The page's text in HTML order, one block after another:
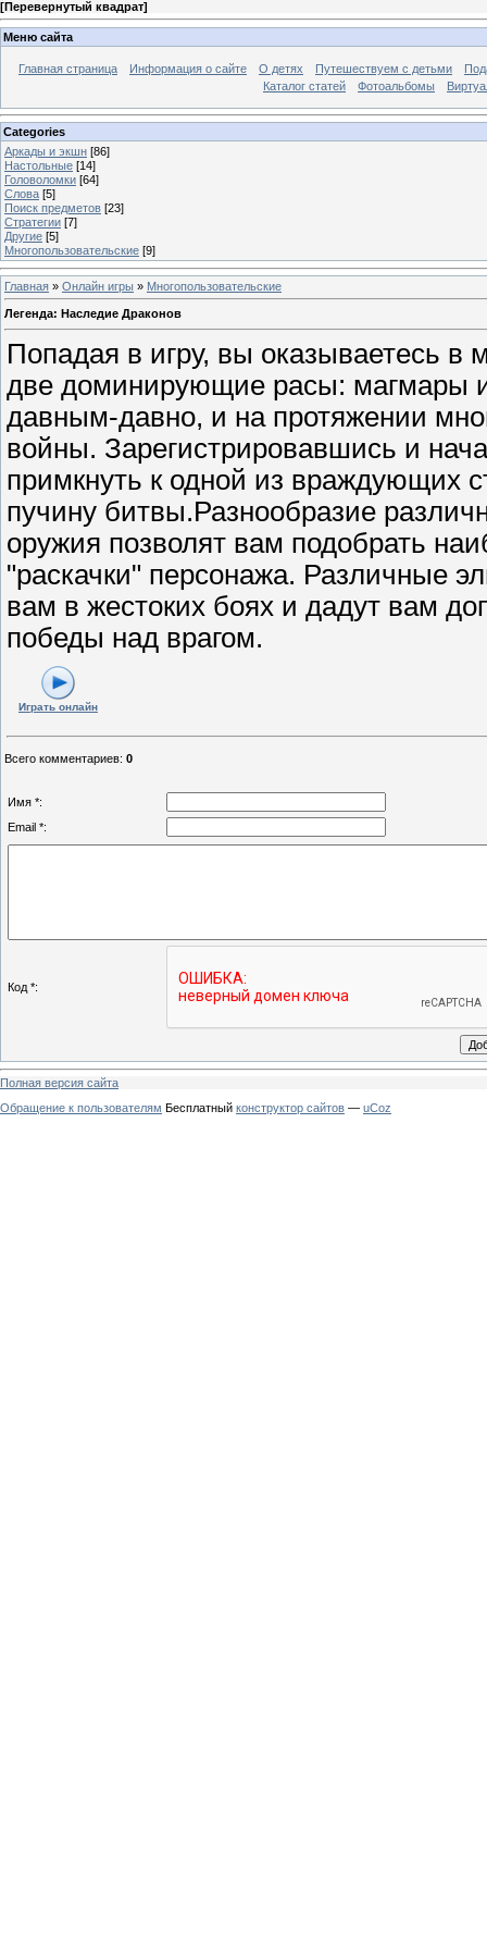
[Перевернутый квадрат]
Меню сайта
Главная страница Информация о сайте О детях Путешествуем с детьми
Каталог статей
Фотоальбомы
Categories
Аркады и экшн [86]
Настольные [14]
Головоломки [64]
Слова [5]
Поиск предметов [23]
Стратегии [7]
Другие [5]
Многопользовательские [9]
Главная » Онлайн игры » Многопользовательские
Легенда: Наследие Драконов
Попадая в игру, вы оказываетесь в
две доминирующие расы: магмары
давным-давно, и на протяжении
войны. Зарегистрировавшись и
примкнуть к одной из враждующих
пучину битвы.Разнообразие
оружия позволят вам подобрать
"раскачки" персонажа. Различные
вам в жестоких боях и дадут вам
победы над врагом.
Играть онлайн
Всего комментариев: 0
Имя *:
Email *:
Код *:
Полная версия сайта
Обращение к пользователям Бесплатный конструктор сайтов — uCoz